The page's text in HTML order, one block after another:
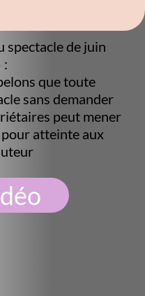
spectacle de juin
:
que toute
sans demander
peut mener
atteinte aux